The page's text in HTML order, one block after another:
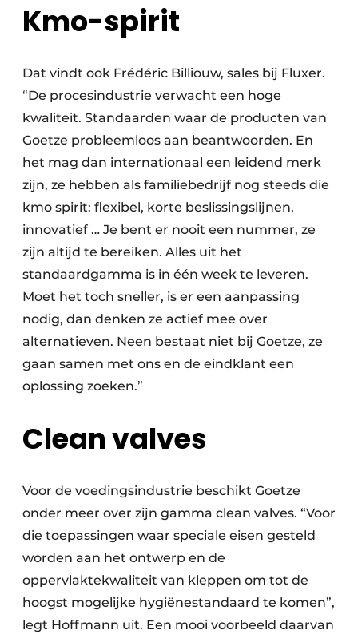
Kmo-spirit
Dat vindt ook Frédéric Billiouw, sales bij Fluxer.
“De procesindustrie verwacht een hoge
kwaliteit. Standaarden waar de producten van
Goetze probleemloos aan beantwoorden. En
het mag dan internationaal een leidend merk
zijn, ze hebben als familiebedrijf nog steeds die
kmo spirit: flexibel, korte beslissingslijnen,
innovatief … Je bent er nooit een nummer, ze
zijn altijd te bereiken. Alles uit het
standaardgamma is in één week te leveren.
Moet het toch sneller, is er een aanpassing
nodig, dan denken ze actief mee over
alternatieven. Neen bestaat niet bij Goetze, ze
gaan samen met ons en de eindklant een
oplossing zoeken.”
Clean valves
Voor de voedingsindustrie beschikt Goetze
onder meer over zijn gamma clean valves. “Voor
die toepassingen waar speciale eisen gesteld
worden aan het ontwerp en de
oppervlaktekwaliteit van kleppen om tot de
hoogst mogelijke hygiënestandaard te komen”,
legt Hoffmann uit. Een mooi voorbeeld daarvan